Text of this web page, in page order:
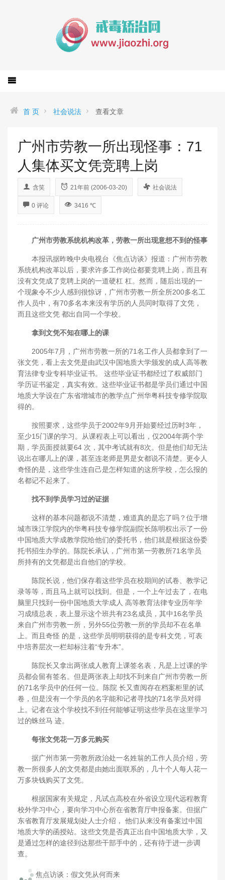
首 页 社会说法 查看文章
广州市劳教一所出现怪事：71
人集体买文凭竞聘上岗
含笑 21年前 (2006-03-20) 社会说法
0 评论 3416 ℃
广州市劳教系统机构改革，劳教一所出现意想不到的怪事
本报讯据昨晚中央电视台《焦点访谈》报道：广州市劳教
系统机构改革以后，要求许多工作岗位都要竞聘上岗，而且有
没有文凭成了竞聘上岗的一道硬杠 杠。然而，随后出现的一
个现象令不少人感到很惊讶，广州市劳教一所全所200多名工
作人员中，有70多名本来没有学历的人员同时取得了文凭，
而且这些文凭 都出自同一个学校。
拿到文凭不知在哪上的课
2005年7月，广州市劳教一所的71名工作人员都拿到了一
张文凭，看上去文凭是由武汉中国地质大学颁发的成人高等教
育法律专业专科毕业证书。 这些毕业证书都经过了权威部门
学历证书鉴定，真实有效。这些毕业证书都是学员们通过中国
地质大学设在广东省增城市的教学点广州华粤科技专修学院取
得的。
按照要求，这些学员于2002年9月开始要经过历时3年，
至少15门课的学习。从课程表上可以看出，仅2004年两个学
期，学员面授就要64 次，其中考试就有8次。但是他们却无法
说出在哪儿上的课，甚至连老师是男是女都说不清楚。更令人
奇怪的是，这些学生连自己是怎样知道的这所学校，怎么报的
名都记不起来了。
找不到学员学习过的证据
这样的基本问题都说不清楚，难道真的是忘了吗？位于增
城市珠江学院内的华粤科技专修学院副院长陈明权出示了一份
中国地质大学成教学院给他们的委托书，他们就是根据这份委
托书招生办学的。陈院长承认，广州市第一劳教所71名学员
所持有的文凭都是出自他们的学校。
陈院长说，他们保存着这些学员在校期间的试卷、教学记
录等等，而且马上就可以找到。但是，一个上午过去了，在电
脑里只找到一份中国地质大学成人 高等教育法律专业历年学
习成绩总表，表上显示这个班共有23名成员，其中16名学员
来自广州市劳教一所，另外55位劳教一所的学员却不在名单
上。而且奇怪 的是，这些学员明明获得的是专科文凭，可表
中培养层次一栏却标注着“专升本”。
陈院长又拿出两张成人教育上课签名表，凡是上过课的学
员都会留有签名。但是两张表上却找不到来自广州市劳教一所
的71名学员中的任何一位。陈院 长又查阅存在档案柜里的试
卷，但是没有一个学员的名字能和记者寻找的71名学员对得
上。记者在这个学校找不到任何能够证明这些学员在这里学习
过的蛛丝马 迹。
每张文凭花一万多元购买
据广州市第一劳教所政治处一名姓翁的工作人员介绍，劳
教一所很多人的文凭都是由她出面联系的，几十个人每人花一
万多块钱购买了文凭。
根据国家有关规定，凡试点高校在外省设立现代远程教育
校外学习中心，要向学习中心所在省教育厅申报备案。但据广
东省教育厅发展规划处人士介绍， 他们从来没有备案过中国
地质大学的函授站。这些文凭是否真正出自中国地质大学，又
是通过怎样的途径到达那些干部手中的，还有待于进一步调
查。
焦点访谈：假文凭从何而来